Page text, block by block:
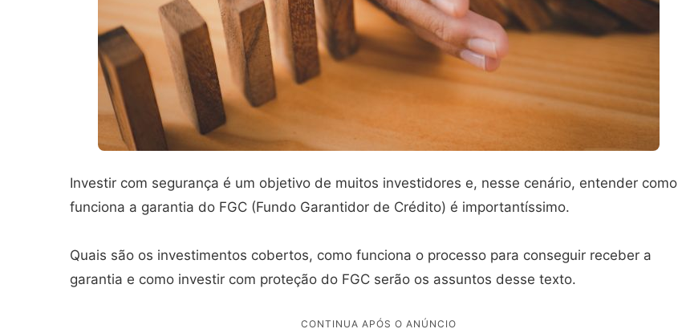
Investir com segurança é um objetivo de muitos investidores e, nesse cenário, entender como
funciona a garantia do FGC (Fundo Garantidor de Crédito) é importantíssimo.
Quais são os investimentos cobertos, como funciona o processo para conseguir receber a
garantia e como investir com proteção do FGC serão os assuntos desse texto.